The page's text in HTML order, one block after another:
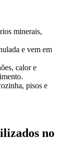
minerais,
e vem em
calor e
pisos e
no